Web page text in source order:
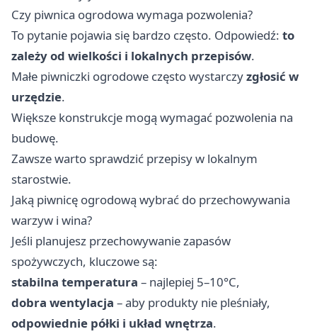
Czy piwnica ogrodowa wymaga pozwolenia?
To pytanie pojawia się bardzo często. Odpowiedź: to
zależy od wielkości i lokalnych przepisów.
Małe piwniczki ogrodowe często wystarczyzgłosić w
urzędzie.
Większe konstrukcje mogą wymagać pozwolenia na
budowę.
Zawsze warto sprawdzić przepisy w lokalnym
starostwie.
Jaką piwnicę ogrodową wybrać do przechowywania
warzyw i wina?
Jeśli planujesz przechowywanie zapasów
spożywczych, kluczowe są:
stabilna temperatura – najlepiej 5–10°C,
dobra wentylacja – aby produkty nie pleśniały,
odpowiednie półki i układ wnętrza.